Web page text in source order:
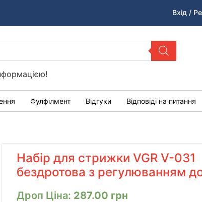
Вхід /
Фулфілмент Відгуки Відповіді на питання
Набір для стрижки VGR V-031
бездротова з регулюванням
Дроп Ціна: 287.00 грн